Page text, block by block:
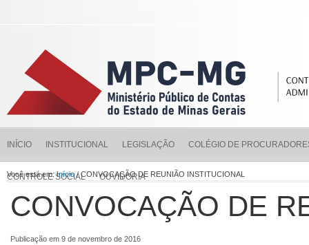
INÍCIO INSTITUCIONAL LEGISLAÇÃO COLÉGIO DE
CONTROLE SOCIAL OUVIDORIA
Você está em:Início/ CONVOCAÇÃO DE REUNIÃO INSTITUCIONAL
CONVOCAÇÃO DE
Publicação em 9 de novembro de 2016